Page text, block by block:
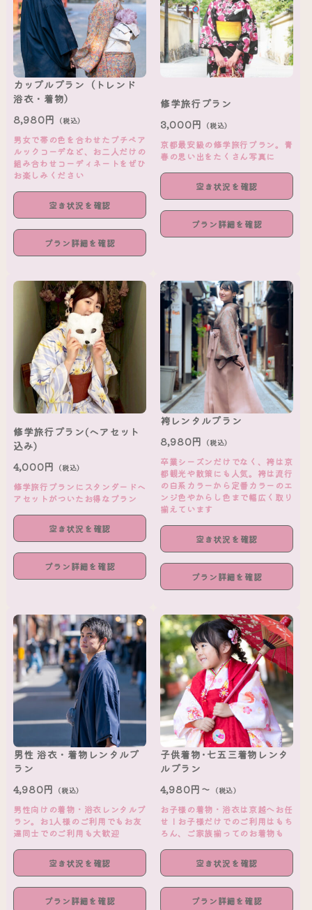
カップルプラン（トレンド
浴衣・着物）
8,980円 （税込）
男女で帯の色を合わせたプチペア
ルックコーデなど、お二人だけの
組み合わせコーディネートをぜひ
お楽しみください
空き状況を確認
プラン詳細を確認
修学旅行プラン
3,000円 （税込）
京都最安級の修学旅行プラン。青
春の思い出をたくさん写真に
空き状況を確認
プラン詳細を確認
修学旅行プラン(ヘアセット
込み)
4,000円 （税込）
修学旅行プランにスタンダードヘ
アセットがついたお得なプラン
空き状況を確認
プラン詳細を確認
袴レンタルプラン
8,980円 （税込）
卒業シーズンだけでなく、袴は京
都観光や散策にも人気。袴は流行
の白系カラーから定番カラーのエ
ンジ色やからし色まで幅広く取り
揃えています
空き状況を確認
プラン詳細を確認
男性 浴衣・着物レンタルプ
ラン
4,980円 （税込）
男性向けの着物・浴衣レンタルプ
ラン。お1人様のご利用でもお友
達同士でのご利用も大歓迎
空き状況を確認
プラン詳細を確認
子供着物･七五三着物レンタ
ルプラン
4,980円～ （税込）
お子様の着物・浴衣は京越へお任
せ！お子様だけでのご利用はもち
ろん、ご家族揃ってのお着物も
空き状況を確認
プラン詳細を確認